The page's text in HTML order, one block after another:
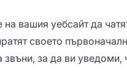
на вашия уебсайт да
своето
за да ви уведоми,